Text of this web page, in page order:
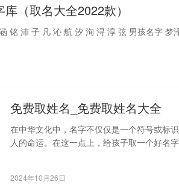
（取名大全2022款）
铭 沛 子 凡 沁 航 汐 洵 浔 淳 弦 男孩名字 梦
免费取姓名_免费取姓名大全
在中华文化中，名字不仅仅是一个符号或标
人的命运。在这一点上，给孩子取一个好名
2024年10月26日